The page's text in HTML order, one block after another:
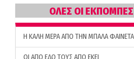
ΟΛΕΣ ΟΙ ΕΚΠΟΜΠΕΣ
H ΚΑΛΗ ΜΕΡΑ ΑΠΟ ΤΗΝ ΜΠΑΛΑ
ΟΙ ΑΠΟ ΕΔΩ ΤΟΥΣ ΑΠΟ ΕΚΕΙ